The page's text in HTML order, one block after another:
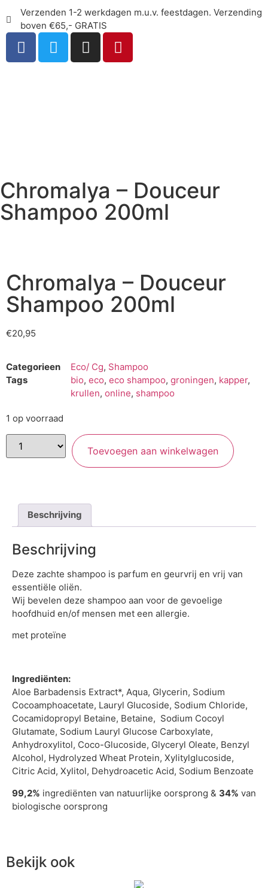
Verzenden 1-2 werkdagen m.u.v. feestdagen. Verzending
boven €65,- GRATIS
Chromalya – Douceur
Shampoo 200ml
Chromalya – Douceur
Shampoo 200ml
€20,95
Categorieen Eco/ Cg, Shampoo
Tags
bio, eco, eco shampoo, groningen, kapper,
krullen, online, shampoo
1 op voorraad
Toevoegen aan winkelwagen
Beschrijving
Beschrijving
Deze zachte shampoo is parfum en geurvrij en vrij van
essentiële oliën.
Wij bevelen deze shampoo aan voor de gevoelige
hoofdhuid en/of mensen met een allergie.
met proteïne
Ingrediënten:
Aloe Barbadensis Extract*, Aqua, Glycerin, Sodium
Cocoamphoacetate, Lauryl Glucoside, Sodium Chloride,
Cocamidopropyl Betaine, Betaine, Sodium Cocoyl
Glutamate, Sodium Lauryl Glucose Carboxylate,
Anhydroxylitol, Coco-Glucoside, Glyceryl Oleate, Benzyl
Alcohol, Hydrolyzed Wheat Protein, Xylitylglucoside,
Citric Acid, Xylitol, Dehydroacetic Acid, Sodium Benzoate
99,2% ingrediënten van natuurlijke oorsprong & 34% van
biologische oorsprong
Bekijk ook